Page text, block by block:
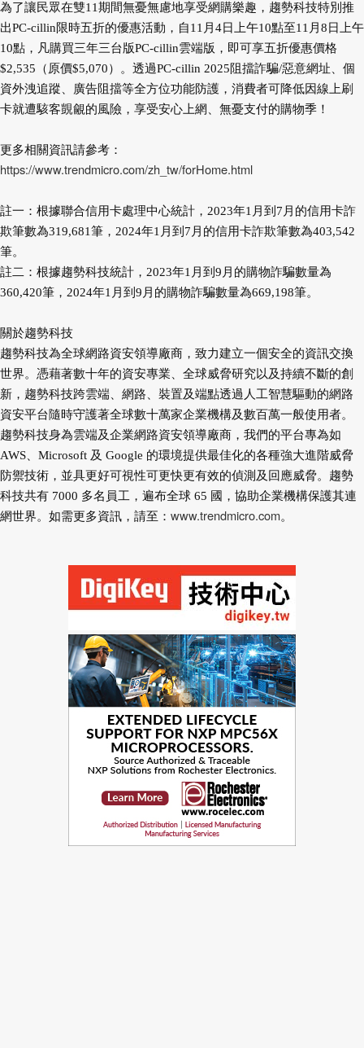
為了讓民眾在雙11期間無憂無慮地享受網購樂趣，趨勢科技特別推
出PC-cillin限時五折的優惠活動，自11月4日上午10點至11月8日上午
10點，凡購買三年三台版PC-cillin雲端版，即可享五折優惠價格
$2,535（原價$5,070）。透過PC-cillin 2025阻擋詐騙/惡意網址、個
資外洩追蹤、廣告阻擋等全方位功能防護，消費者可降低因線上刷
卡就遭駭客覬覦的風險，享受安心上網、無憂支付的購物季！
更多相關資訊請參考：
https://www.trendmicro.com/zh_tw/forHome.html
註一：根據聯合信用卡處理中心統計，2023年1月到7月的信用卡詐
欺筆數為319,681筆，2024年1月到7月的信用卡詐欺筆數為403,542
筆。
註二：根據趨勢科技統計，2023年1月到9月的購物詐騙數量為
360,420筆，2024年1月到9月的購物詐騙數量為669,198筆。
關於趨勢科技
趨勢科技為全球網路資安領導廠商，致力建立一個安全的資訊交換
世界。憑藉著數十年的資安專業、全球威脅研究以及持續不斷的創
新，趨勢科技跨雲端、網路、裝置及端點透過人工智慧驅動的網路
資安平台隨時守護著全球數十萬家企業機構及數百萬一般使用者。
趨勢科技身為雲端及企業網路資安領導廠商，我們的平台專為如
AWS、Microsoft 及 Google 的環境提供最佳化的各種強大進階威脅
防禦技術，並具更好可視性可更快更有效的偵測及回應威脅。趨勢
科技共有 7000 多名員工，遍布全球 65 國，協助企業機構保護其連
網世界。如需更多資訊，請至： www.trendmicro.com。